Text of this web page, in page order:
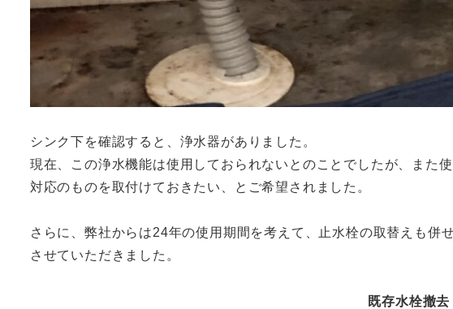
シンク下を確認すると、浄水器がありました。
現在、この浄水機能は使用しておられないとのことでしたが、また
対応のものを取付けておきたい、とご希望されました。
さらに、弊社からは24年の使用期間を考えて、止水栓の取替えも併
させていただきました。
既存水栓撤去